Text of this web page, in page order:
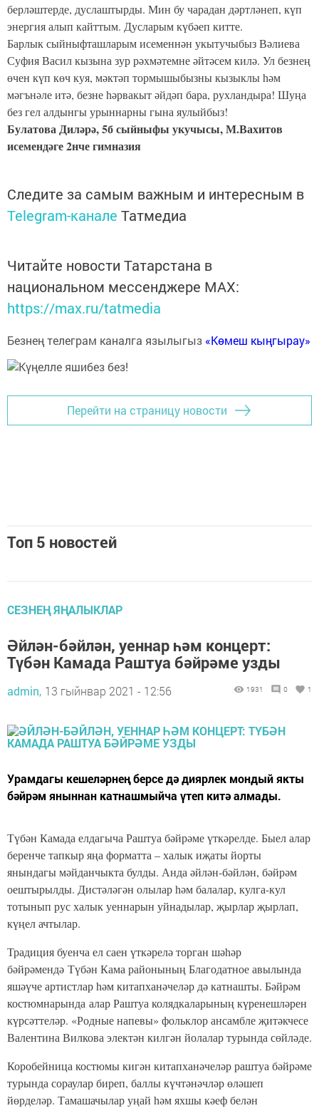
берләштерде, дуслаштырды. Мин бу чарадан дәртләнеп, күп
энергия алып кайттым. Дусларым күбәеп китте.
Барлык сыйныфташларым исеменнән укытучыбыз Вәлиева
Суфия Васил кызына зур рәхмәтемне әйтәсем килә. Ул безнең
өчен күп көч куя, мәктәп тормышыбызны кызыклы һәм
мәгънәле итә, безне һәрвакыт әйдәп бара, рухландыра! Шуңа
без гел алдынгы урыннарны гына яулыйбыз!
Булатова Диләрә, 5б сыйныфы укучысы, М.Вахитов
исемендәге 2нче гимназия
Следите за самым важным и интересным в
Telegram-канале Татмедиа
Читайте новости Татарстана в
национальном мессенджере MАХ:
https://max.ru/tatmedia
Безнең телеграм каналга язылыгыз «Көмеш кыңгырау»
Перейти на страницу новости
Топ 5 новостей
СЕЗНЕҢ ЯҢАЛЫКЛАР
Әйлән-бәйлән, уеннар һәм концерт:
Түбән Камада Раштуа бәйрәме узды
admin, 13 гыйнвар 2021 - 12:56 1931 0 1
Урамдагы кешеләрнең берсе дә диярлек мондый якты
бәйрәм яныннан катнашмыйча үтеп китә алмады.
Түбән Камада елдагыча Раштуа бәйрәме үткәрелде. Быел алар
беренче тапкыр яңа форматта – халык иҗаты йорты
янындагы мәйданчыкта булды. Анда әйлән-бәйлән, бәйрәм
оештырылды. Дистәләгән олылар һәм балалар, кулга-кул
тотынып рус халык уеннарын уйнадылар, җырлар җырлап,
күңел ачтылар.
Традиция буенча ел саен үткәрелә торган шәһәр
бәйрәмендә Түбән Кама районының Благодатное авылында
яшәүче артистлар һәм китапханәчеләр дә катнашты. Бәйрәм
костюмнарында алар Раштуа колядкаларының күренешләрен
күрсәттеләр. «Родные напевы» фольклор ансамбле җитәкчесе
Валентина Вилкова электән килгән йолалар турында сөйләде.
Коробейница костюмы кигән китапханәчеләр раштуа бәйрәме
турында сораулар биреп, баллы күчтәнәчләр өләшеп
йөрделәр. Тамашачылар уңай һәм яхшы кәеф белән